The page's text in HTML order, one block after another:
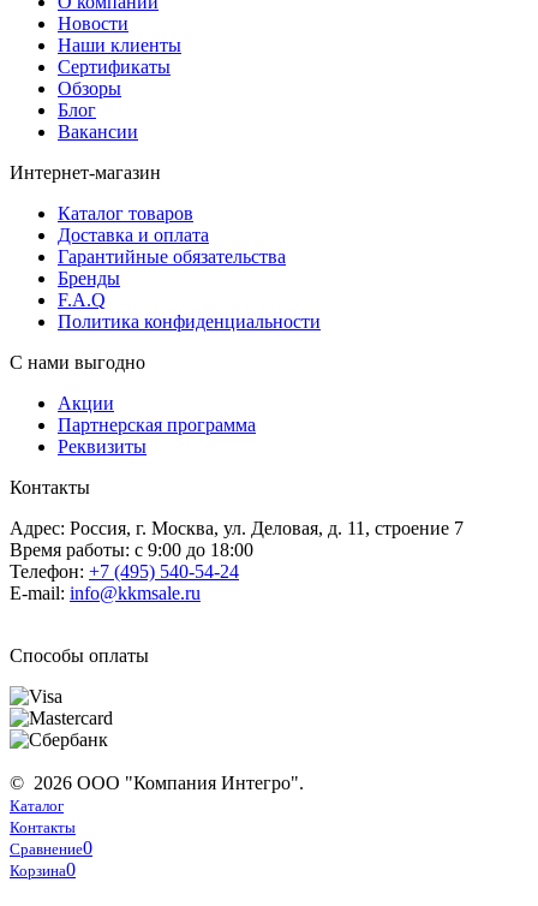
Новости
Наши клиенты
Сертификаты
Обзоры
Блог
Вакансии
Интернет-магазин
Каталог товаров
Доставка и оплата
Гарантийные обязательства
Бренды
F.A.Q
Политика конфиденциальности
С нами выгодно
Акции
Партнерская программа
Реквизиты
Контакты
Адрес: Россия, г. Москва, ул. Деловая, д. 11, строение 7
Время работы: с 9:00 до 18:00
Телефон: +7 (495) 540-54-24
E-mail: info@kkmsale.ru
Способы оплаты
© 2026 ООО "Компания Интегро".
Каталог
Контакты
Сравнение0
Корзина0